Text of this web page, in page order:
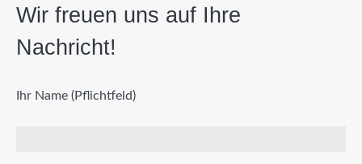
Wir freuen uns auf Ihre
Nachricht!
Ihr Name (Pflichtfeld)